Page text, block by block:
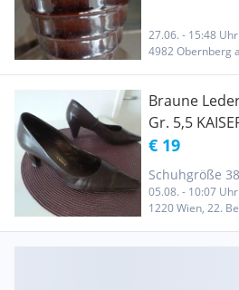
27.06. - 15:48 Uhr
4982 Obernberg
Braune
Gr. 5,5
€ 19
Schuhgröße 38
05.08. - 10:07 Uhr
1220 Wien, 22.